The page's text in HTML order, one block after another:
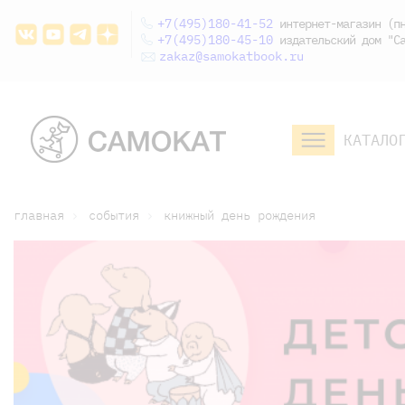
+7(495)180-41-52 интернет-магазин
+7(495)180-45-10 издательский дом
zakaz@samokatbook.ru
КАТАЛОГ
дошкольникам
главная события книжный день рождения